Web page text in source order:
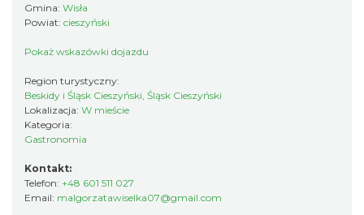
Gmina: Wisła
Powiat: cieszyński
Pokaż wskazówki dojazdu
Region turystyczny:
Beskidy i Śląsk Cieszyński, Śląsk Cieszyński
Lokalizacja: W mieście
Kategoria:
Gastronomia
Kontakt:
Telefon: +48 601 511 027
Email: malgorzatawiselka07@gmail.com